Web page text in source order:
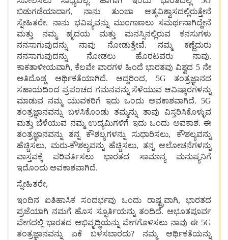
ಬಿಡುಗಡೆಯಾದಾಗ, ನಾನು ತುಂಬಾ ಆತ್ಮವಿಶ್ವಾಸದಲ್ಲಿರುತ್ತೇನೆ
ಸ್ನೇಹಿತರೇ. ನಾನು ಭವಿಷ್ಯವನ್ನು ಮುಂಗಾಣಲು ಸಮರ್ಥನಾಗಿದ್ದೇನೆ
ಮತ್ತು ನಮ್ಮ ಹೃದಯ ಮತ್ತು ಮನಸ್ಸಿನಲ್ಲಿರುವ ಕನಸುಗಳು
ನನಸಾಗುವುದನ್ನು ನಾವು ನೋಡುತ್ತೇವೆ. ನಮ್ಮ ಕಣ್ಣೆದುರು
ನನಸಾಗುವುದನ್ನು ನೋಡಲು ಹೊರಟವರು ನಾವು.
ಕಾಕತಾಳೀಯವಾಗಿ, ಕೆಲವೇ ವಾರಗಳ ಹಿಂದೆ ಭಾರತವು ವಿಶ್ವದ 5 ನೇ
ಅತಿದೊಡ್ಡ ಆರ್ಥಿಕತೆಯಾಗಿದೆ. ಆದ್ದರಿಂದ, 5G ತಂತ್ರಜ್ಞಾನದ
ಸಹಾಯದಿಂದ ಪ್ರಪಂಚದ ಗಮನವನ್ನು ಸೆಳೆಯುವ ಆವಿಷ್ಕಾರಗಳನ್ನು
ಮಾಡುವ ನಮ್ಮ ಯುವಕರಿಗೆ ಇದು ಒಂದು ಅವಕಾಶವಾಗಿದೆ. 5G
ತಂತ್ರಜ್ಞಾನವನ್ನು ಬಳಸಿಕೊಂಡು ತಮ್ಮನ್ನು ತಾವು ವಿಸ್ತರಿಸಿಕೊಳ್ಳುವ
ಮತ್ತು ಬೆಳೆಯುವ ನಮ್ಮ ಉದ್ಯಮಿಗಳಿಗೆ ಇದು ಒಂದು ಅವಕಾಶ. ಈ
ತಂತ್ರಜ್ಞಾನವನ್ನು ತನ್ನ ಕೌಶಲ್ಯಗಳನ್ನು ಸುಧಾರಿಸಲು, ಕೌಶಲ್ಯವನ್ನು
ಹೆಚ್ಚಿಸಲು, ಮರು-ಕೌಶಲ್ಯವನ್ನು ಹೆಚ್ಚಿಸಲು, ತನ್ನ ಆಲೋಚನೆಗಳನ್ನು
ವಾಸ್ತವಕ್ಕೆ ಪರಿವರ್ತಿಸಲು ಭಾರತದ ಸಾಮಾನ್ಯ ಮನುಷ್ಯನಿಗೆ
ಇದೊಂದು ಅವಕಾಶವಾಗಿದೆ.
ಸ್ನೇಹಿತರೇ,
ಇಂದಿನ ಐತಿಹಾಸಿಕ ಸಂದರ್ಭವು ಒಂದು ರಾಷ್ಟ್ರವಾಗಿ, ಭಾರತದ
ಪ್ರಜೆಯಾಗಿ ನಮಗೆ ಹೊಸ ಸ್ಫೂರ್ತಿಯನ್ನು ತಂದಿದೆ. ಅಭೂತಪೂರ್ವ
ವೇಗದಲ್ಲಿ ಭಾರತದ ಅಭಿವೃದ್ಧಿಯನ್ನು ವೇಗಗೊಳಿಸಲು ನಾವು ಈ 5G
ತಂತ್ರಜ್ಞಾನವನ್ನು ಏಕೆ ಬಳಸಬಾರದು? ನಮ್ಮ ಆರ್ಥಿಕತೆಯನ್ನು